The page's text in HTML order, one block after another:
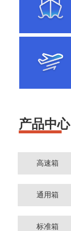
产品中心
高速箱
通用箱
标准箱